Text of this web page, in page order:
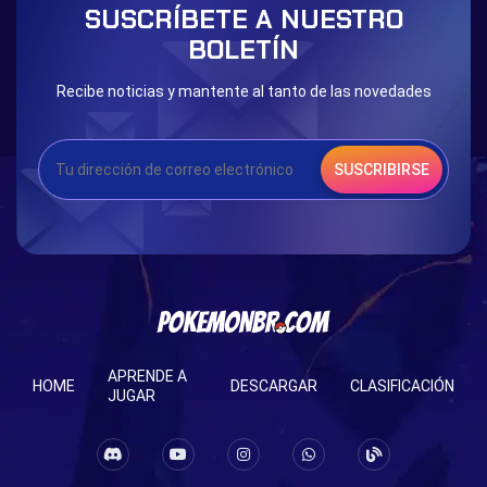
Eternal Dark Quest Door 999
SUSCRÍBETE A NUESTRO
BOLETÍN
Recibe noticias y mantente al tanto de las novedades
SUSCRIBIRSE
HOME
APRENDE A
JUGAR
DESCARGAR CLASIFICACIÓN